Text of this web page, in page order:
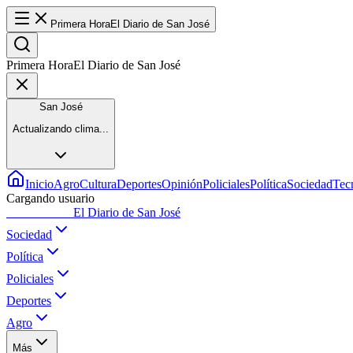
Primera HoraEl Diario de San José
Primera HoraEl Diario de San José
San José
Actualizando clima...
InicioAgroCulturaDeportesOpiniónPolicialesPolíticaSociedad
Cargando usuario
El Diario de San José
Sociedad
Política
Policiales
Deportes
Agro
Más